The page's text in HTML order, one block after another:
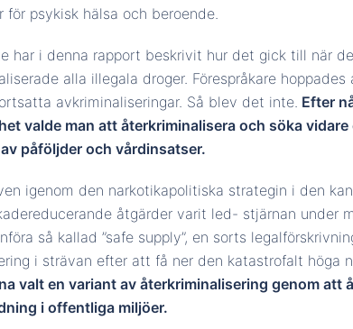
för psykisk hälsa och beroende.
har i denna rapport beskrivit hur det gick till när
alla illegala droger. Förespråkare
avkriminaliseringar. Så blev det inte. Efter
valde man att återkriminalisera och söka
påföljder och vårdinsatser.
igenom den narkotikapolitiska strategin i den
åtgärder varit led- stjärnan under
så kallad ”safe supply”, en sorts
i strävan efter att få ner den katastrofalt höga
valt en variant av återkriminalisering genom att
i offentliga miljöer.